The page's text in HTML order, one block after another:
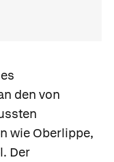
den von
wie Oberlippe,
Der